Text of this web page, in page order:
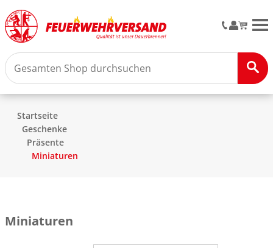
Startseite
Geschenke
Präsente
Miniaturen
Miniaturen